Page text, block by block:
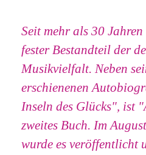
Seit mehr als 30
fester Bestandteil der
Musikvielfalt. Neben
erschienenen
Inseln des Glücks", ist
zweites Buch. Im
wurde es veröffentlicht